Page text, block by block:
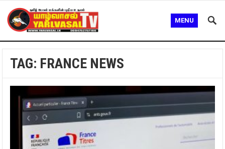
MENU
TAG: FRANCE NEWS